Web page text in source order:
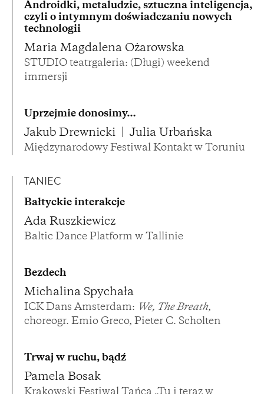
Androidki, metaludzie, sztuczna inteligencja,
czyli o intymnym doświadczaniu nowych
technologii
Maria Magdalena Ożarowska
STUDIO teatrgaleria: (Długi) weekend
immersji
Uprzejmie donosimy…
Jakub Drewnicki Julia Urbańska
Międzynarodowy Festiwal Kontakt w Toruniu
TANIEC
Bałtyckie interakcje
Ada Ruszkiewicz
Baltic Dance Platform w Tallinie
Bezdech
Michalina Spychała
ICK Dans Amsterdam: We, The Breath,
choreogr. Emio Greco, Pieter C. Scholten
Trwaj w ruchu, bądź
Pamela Bosak